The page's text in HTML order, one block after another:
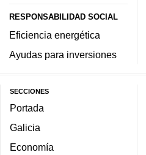
RESPONSABILIDAD SOCIAL
Eficiencia energética
Ayudas para inversiones
SECCIONES
Portada
Galicia
Economía